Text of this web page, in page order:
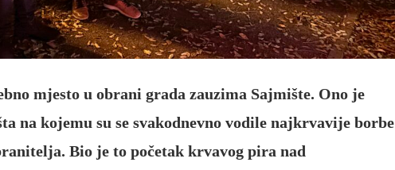
mjesto u obrani grada zauzima Sajmište. Ono je
na kojemu su se svakodnevno vodile najkrvavije borbe
Bio je to početak krvavog pira nad